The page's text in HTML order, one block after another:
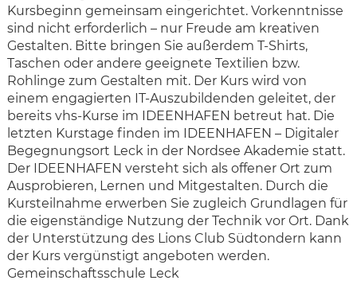
Kursbeginn gemeinsam eingerichtet. Vorkenntnisse
sind nicht erforderlich – nur Freude am kreativen
Gestalten. Bitte bringen Sie außerdem T-Shirts,
Taschen oder andere geeignete Textilien bzw.
Rohlinge zum Gestalten mit. Der Kurs wird von
einem engagierten IT-Auszubildenden geleitet, der
bereits vhs-Kurse im IDEENHAFEN betreut hat. Die
letzten Kurstage finden im IDEENHAFEN – Digitaler
Begegnungsort Leck in der Nordsee Akademie statt.
Der IDEENHAFEN versteht sich als offener Ort zum
Ausprobieren, Lernen und Mitgestalten. Durch die
Kursteilnahme erwerben Sie zugleich Grundlagen für
die eigenständige Nutzung der Technik vor Ort. Dank
der Unterstützung des Lions Club Südtondern kann
der Kurs vergünstigt angeboten werden.
Gemeinschaftsschule Leck